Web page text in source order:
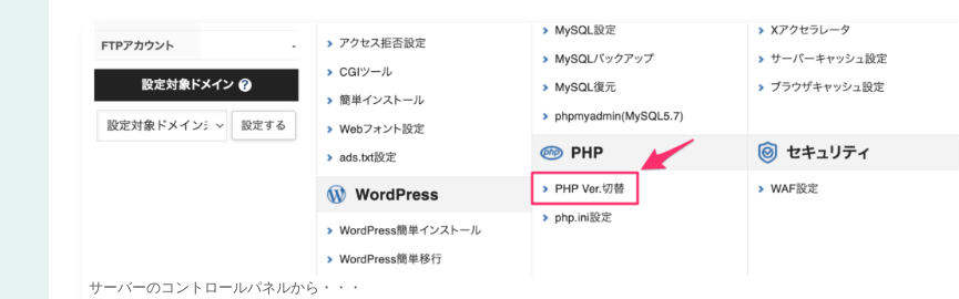
サーバーのコントロールパネルから・・・